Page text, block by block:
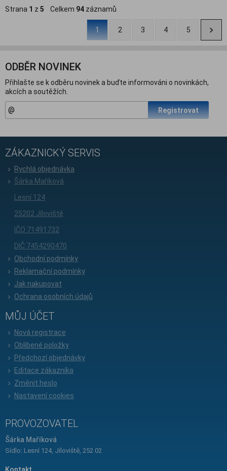
Strana 1 z 5 Celkem 94 záznamů
1 2 3 4 5
ODBĚR NOVINEK
Přihlašte se k odběru novinek a buďte informováni o novinkách,
akcích a soutěžích.
Registrovat
ZÁKAZNICKÝ SERVIS
Rychlá objednávka
Šárka Maříková
Lesní 124
25202 Jíloviště
IČO 71491732
DIČ 7454290470
Obchodní podmínky
Reklamační podmínky
Jak nakupovat
Ochrana osobních údajů
MŮJ ÚČET
Nová registrace
Oblíbené položky
Předchozí objednávky
Editace zákazníka
Změnit heslo
Nastavení cookies
PROVOZOVATEL
Šárka Maříková
Sídlo: Lesní 124, Jíloviště, 252 02